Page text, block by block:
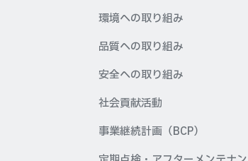
環境への取り組み
品質への取り組み
安全への取り組み
社会貢献活動
事業継続計画（BCP）